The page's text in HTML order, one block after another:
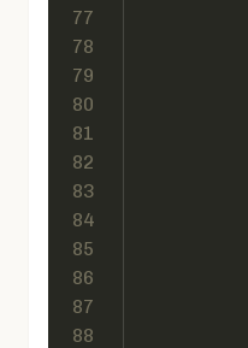
77
78
79
80
81
82
83
84
85
86
87
88